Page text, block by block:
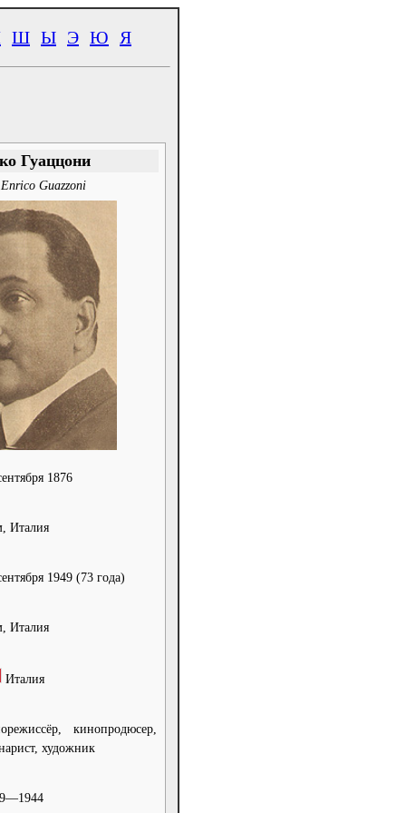
Ш Ы Э Ю Я
Гуаццони
Enrico Guazzoni
1876
Италия
1949 (73 года)
Италия
Италия
кинопродюсер,
художник